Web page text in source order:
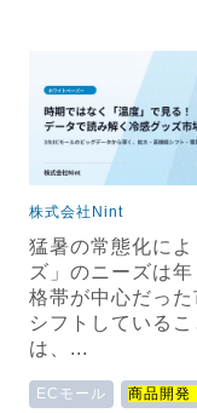
株式会社Nint
猛暑の常態化に
ズ」のニーズは
格帯が中心だっ
シフトしている
は、...
ECモール 商品開発